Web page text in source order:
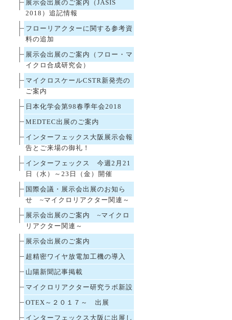
展示会出展のご案内（JASIS
2018）追記情報
フローリアクターに関する参考資
料の追加
展示会出展のご案内（フロー・マ
イクロ合成研究会）
マイクロスケールCSTR新発売の
ご案内
日本化学会第98春季年会2018
MEDTEC出展のご案内
インターフェックス大阪展示会報
告とご来場の御礼！
インターフェックス 今週2月21
日（水）～23日（金）開催
国際会議・展示会出展のお知ら
せ ~マイクロリアクター関連～
展示会出展のご案内 ~マイクロ
リアクター関連～
展示会出展のご案内
超精密ワイヤ放電加工機の導入
山陽新聞記事掲載
マイクロリアクター研究ラボ新設
OTEX～２０１７～ 出展
インターフェックス大阪に出展し